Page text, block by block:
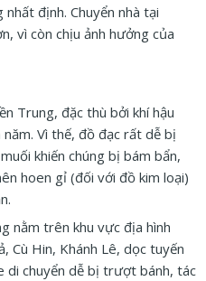
định. Chuyển nhà tại
vì còn chịu ảnh hưởng của
Trung, đặc thù bởi khí hậu
Vì thế, đồ đạc rất dễ bị
khiến chúng bị bám bẩn,
hoen gỉ (đối với đồ kim loại)
nằm trên khu vực địa hình
Cù Hin, Khánh Lê, dọc tuyến
di chuyển dễ bị trượt bánh, tác